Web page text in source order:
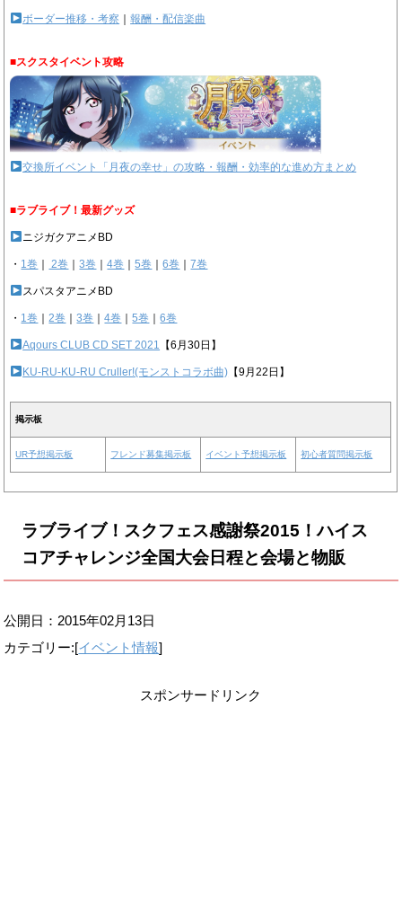
ボーダー推移・考察 ｜報酬・配信楽曲
■スクスタイベント攻略
交換所イベント「月夜の幸せ」の攻略・報酬・効率的な進め方まとめ
■ラブライブ！最新グッズ
ニジガクアニメBD
・ 1巻 2巻 ｜3巻 ｜4巻 ｜5巻 ｜6巻 ｜7巻
スパスタアニメBD
・ 1巻 ｜2巻 ｜3巻 ｜4巻 ｜5巻 ｜6巻
Aqours CLUB CD SET 2021 【6月30日】
KU-RU-KU-RU Cruller!(モンストコラボ曲) 【9月22日】
掲示板
UR予想掲示板 フレンド募集掲示板 イベント予想掲示板 初心者質問掲示板
ラブライブ！スクフェス感謝祭2015！ハイス
コアチャレンジ全国大会日程と会場と物販
公開日： 2015年02月13日
カテゴリー:[イベント情報]
スポンサードリンク